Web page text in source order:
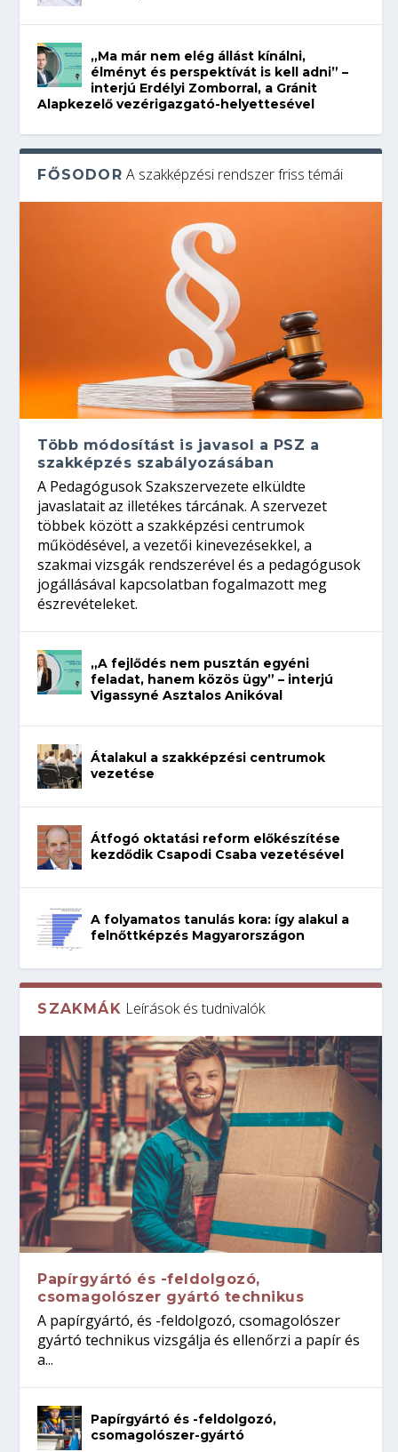
„Ma már nem elég állást kínálni,
élményt és perspektívát is kell adni” –
interjú Erdélyi Zomborral, a Gránit
Alapkezelő vezérigazgató-helyettesével
FŐSODOR A szakképzési rendszer friss témái
Több módosítást is javasol a PSZ a
szakképzés szabályozásában
A Pedagógusok Szakszervezete elküldte
javaslatait az illetékes tárcának. A szervezet
többek között a szakképzési centrumok
működésével, a vezetői kinevezésekkel, a
szakmai vizsgák rendszerével és a pedagógusok
jogállásával kapcsolatban fogalmazott meg
észrevételeket.
„A fejlődés nem pusztán egyéni
feladat, hanem közös ügy” – interjú
Vigassyné Asztalos Anikóval
Átalakul a szakképzési centrumok
vezetése
Átfogó oktatási reform előkészítése
kezdődik Csapodi Csaba vezetésével
A folyamatos tanulás kora: így alakul a
felnőttképzés Magyarországon
SZAKMÁK Leírások és tudnivalók
Papírgyártó és -feldolgozó,
csomagolószer gyártó technikus
A papírgyártó, és -feldolgozó, csomagolószer
gyártó technikus vizsgálja és ellenőrzi a papír és
a...
Papírgyártó és -feldolgozó,
csomagolószer-gyártó